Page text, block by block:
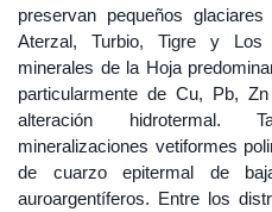
preservan pequeños
Aterzal, Turbio, Tigre y
minerales de la Hoja
particularmente de Cu, Pb,
alteración hidrotermal.
mineralizaciones vetiformes
de cuarzo epitermal de
auroargentíferos. Entre los